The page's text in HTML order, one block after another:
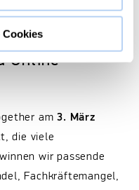
mit
Online
am 3. März
die viele
wir passende
Fachkräftemangel,